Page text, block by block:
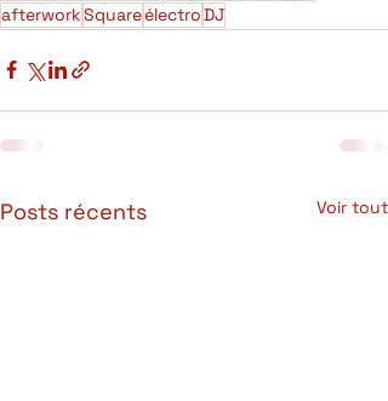
afterworkSquareélectroDJ
Posts récents Voir tout